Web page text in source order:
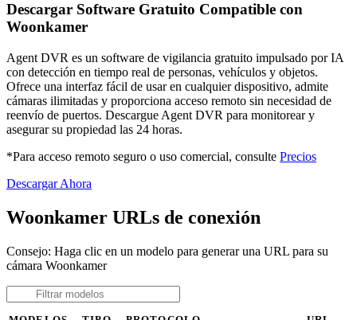
Descargar Software Gratuito Compatible con
Woonkamer
Agent DVR es un software de vigilancia gratuito impulsado por IA
con detección en tiempo real de personas, vehículos y objetos.
Ofrece una interfaz fácil de usar en cualquier dispositivo, admite
cámaras ilimitadas y proporciona acceso remoto sin necesidad de
reenvío de puertos. Descargue Agent DVR para monitorear y
asegurar su propiedad las 24 horas.
*Para acceso remoto seguro o uso comercial, consulte Precios
Descargar Ahora
Woonkamer URLs de conexión
Consejo: Haga clic en un modelo para generar una URL para su
cámara Woonkamer